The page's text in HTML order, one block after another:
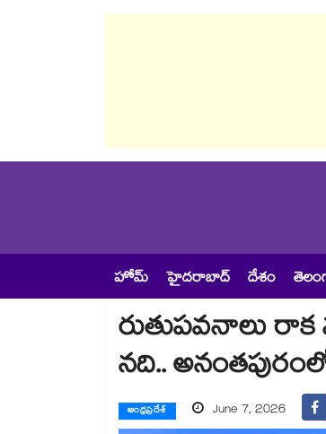
హోమ్ హైదరాబాద్ దేశం
రుతుపవనాలు రాక
నది..
ఆంధ్రప్రదేశ్ June 7, 2026